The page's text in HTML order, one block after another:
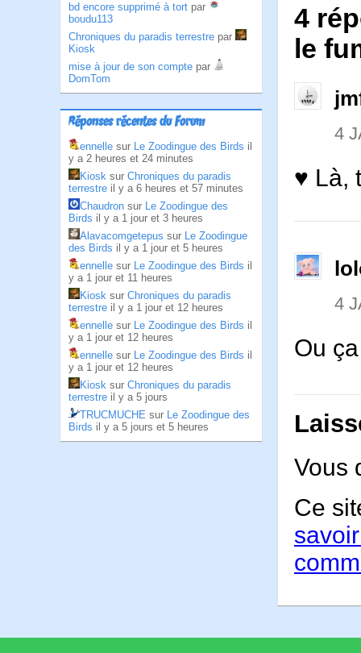
bd encore supprimé à tort par
boudu113
Chroniques du paradis terrestre par
Kiosk
mise à jour de son compte par
DomTom
Réponses récentes du Forum
ennelle sur Le Zoodingue des Birds il
y a 2 heures et 24 minutes
Kiosk sur Chroniques du paradis
terrestre il y a 6 heures et 57 minutes
Chaudron sur Le Zoodingue des
Birds il y a 1 jour et 3 heures
Alavacomgetepus sur Le Zoodingue
des Birds il y a 1 jour et 5 heures
ennelle sur Le Zoodingue des Birds il
y a 1 jour et 11 heures
Kiosk sur Chroniques du paradis
terrestre il y a 1 jour et 12 heures
ennelle sur Le Zoodingue des Birds il
y a 1 jour et 12 heures
ennelle sur Le Zoodingue des Birds il
y a 1 jour et 12 heures
Kiosk sur Chroniques du paradis
terrestre il y a 5 jours
TRUCMUCHE sur Le Zoodingue des
Birds il y a 5 jours et 5 heures
4
le
4
♥ Là,
4
Ou
Vous
Ce